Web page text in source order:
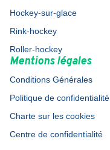
Hockey-sur-glace
Rink-hockey
Roller-hockey
Mentions légales
Conditions Générales
Politique de confidentialité
Charte sur les cookies
Centre de confidentialité